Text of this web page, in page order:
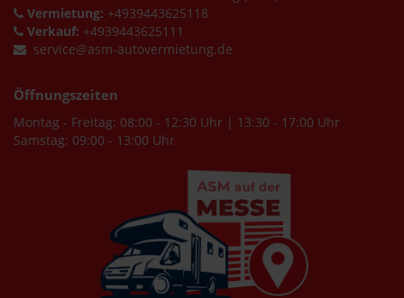
Vermietung: +4939443625118
Verkauf: +4939443625111
service@asm-autovermietung.de
Öffnungszeiten
Montag - Freitag: 08:00 - 12:30 Uhr | 13:30 - 17:00 Uhr
Samstag: 09:00 - 13:00 Uhr